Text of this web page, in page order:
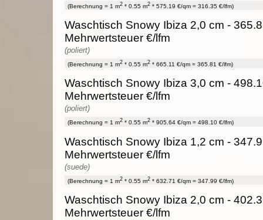
(Berechnung = 1 m2 * 0.55 m2 * 575.19 €/qm = 316.35 €/lfm)
Waschtisch Snowy Ibiza 2,0 cm -
Mehrwertsteuer €/lfm
(poliert)
(Berechnung = 1 m2 * 0.55 m2 * 665.11 €/qm = 365.81 €/lfm)
Waschtisch Snowy Ibiza 3,0 cm -
Mehrwertsteuer €/lfm
(poliert)
(Berechnung = 1 m2 * 0.55 m2 * 905.64 €/qm = 498.10 €/lfm)
Waschtisch Snowy Ibiza 1,2 cm -
Mehrwertsteuer €/lfm
(suede)
(Berechnung = 1 m2 * 0.55 m2 * 632.71 €/qm = 347.99 €/lfm)
Waschtisch Snowy Ibiza 2,0 cm -
Mehrwertsteuer €/lfm